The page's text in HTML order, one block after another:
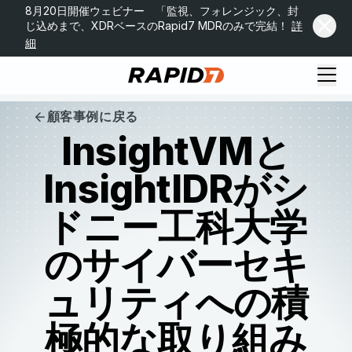
8月20日開催ウェビナー 「監視、フォレンジック、封
じ込めまで、XDRベースのRapid7 MDRのみで完結！ 詳
細
顧客事例に戻る
InsightVMと
InsightIDRがシ
ドニー工科大学
のサイバーセキ
ュリティへの積
極的な取り組み